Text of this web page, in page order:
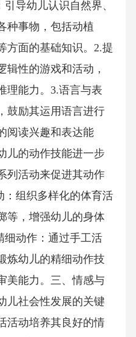
导幼儿认识自然界、
种事物，包括动植
方面的基础知识。2.提
辑性的游戏和活动，
理能力。3.语言与表
鼓励其运用语言进行
阅读兴趣和表达能
儿的动作技能进一步
列活动来促进其动作
：组织多样化的体育活
等，增强幼儿的身体
细动作：通过手工活
炼幼儿的精细动作技
美能力。三、情感与
儿社会性发展的关键
活动培养其良好的情